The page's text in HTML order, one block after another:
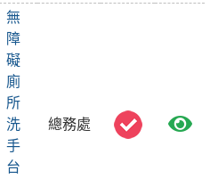
無
障
礙
廁
所
洗
手
台
總務處